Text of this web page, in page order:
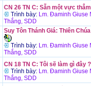
CN 26 TN C: Sẵn một vực thẳm
Trình bày: Lm. Đaminh Giuse
Thắng, SDD
Suy Tôn Thánh Giá: Thiên
Trình bày: Lm. Đaminh Giuse
Thắng, SDD
CN 18 TN C: Tôi sẽ làm gì đây ?
Trình bày: Lm. Đaminh Giuse
Thắng, SDD